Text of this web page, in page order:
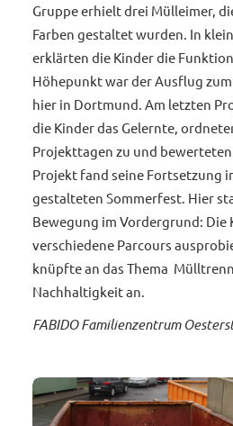
Gruppe erhielt drei Mülleimer,
Farben gestaltet wurden. In
erklärten die Kinder die
Höhepunkt war der Ausflug
hier in Dortmund. Am letzten
die Kinder das Gelernte,
Projekttagen zu und
Projekt fand seine Fortsetzung
gestalteten Sommerfest. Hier
Bewegung im Vordergrund: Die
verschiedene Parcours
knüpfte an das Thema
Nachhaltigkeit an.
FABIDO Familienzentrum